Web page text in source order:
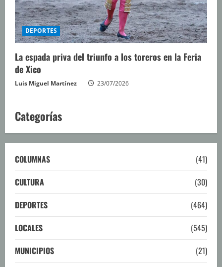
DEPORTES
La espada priva del triunfo a los toreros en la Feria
de Xico
Luis Miguel Martínez 23/07/2026
Categorías
COLUMNAS
(41)
CULTURA
(30)
DEPORTES
(464)
LOCALES
(545)
MUNICIPIOS
(21)